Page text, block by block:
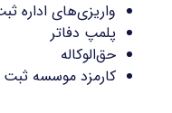
واریزی‌های اداره
پلمپ دفاتر
حق‌الوکاله
کارمزد موسسه